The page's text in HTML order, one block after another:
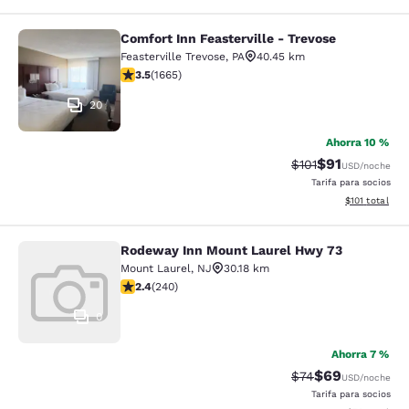
Comfort Inn Feasterville - Trevose
20
Comfort Inn Feasterville - Trevose
Feasterville Trevose, PA
40.45 km
Calificación de 3.46 estrellas. Bueno. 1665 reseñas
3.5(1665)
Ahorra 10 %
Tarifa tachada:
$101Tarifa
$91USD/noche
Tarifa para socios
Ver detalles
$101 total
Rodeway Inn Mount Laurel Hwy 73
0
Rodeway Inn Mount Laurel Hwy 73
Mount Laurel, NJ
30.18 km
Calificación de 2.39 estrellas. Razonable. 240 reseñas
2.4(240)
Ahorra 7 %
Tarifa tachada:
$74Tarifa
$69USD/noche
Tarifa para socios